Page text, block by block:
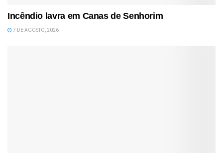
Incêndio lavra em Canas de Senhorim
7 DE AGOSTO, 2026